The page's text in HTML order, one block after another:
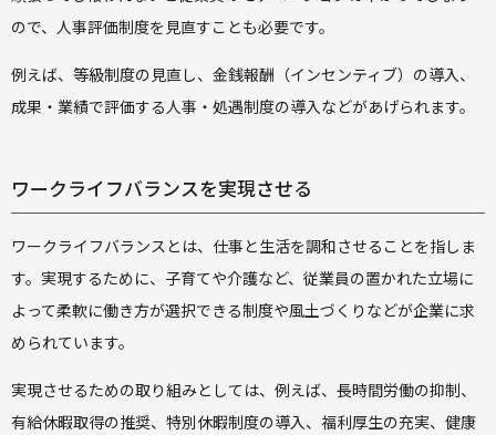
ので、人事評価制度を見直すことも必要です。
例えば、等級制度の見直し、金銭報酬（インセンティブ）の導入、
成果・業績で評価する人事・処遇制度の導入などがあげられます。
ワークライフバランスを実現させる
ワークライフバランスとは、仕事と生活を調和させることを指しま
す。実現するために、子育てや介護など、従業員の置かれた立場に
よって柔軟に働き方が選択できる制度や風土づくりなどが企業に求
められています。
実現させるための取り組みとしては、例えば、長時間労働の抑制、
有給休暇取得の推奨、特別休暇制度の導入、福利厚生の充実、健康